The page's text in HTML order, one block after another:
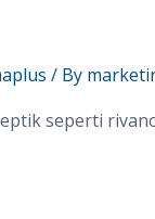
/ By
seperti